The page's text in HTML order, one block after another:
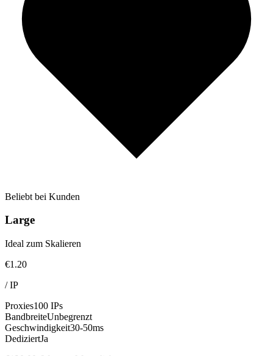
Beliebt bei Kunden
Large
Ideal zum Skalieren
€1.20
/IP
Proxies100 IPs
BandbreiteUnbegrenzt
Geschwindigkeit30-50ms
DediziertJa